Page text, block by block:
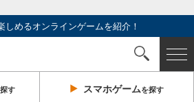
しめるオンラインゲームを紹介！
す スマホゲームを探す